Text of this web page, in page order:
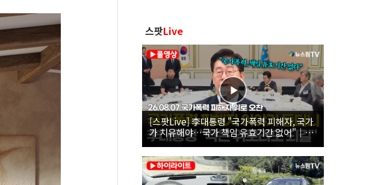
스팟Live
[스팟Live] 李대통령 "국가폭력 피해자, 국가
가 치유해야…국가 책임 유효기간 없어"｜
26.08.07 국가폭력 피해자 위로 오찬